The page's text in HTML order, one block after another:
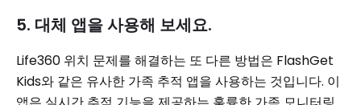
5. 대체 앱을 사용해 보세요.
Life360 위치 문제를 해결하는 또 다른 방법은 FlashGet
Kids와 같은 유사한 가족 추적 앱을 사용하는 것입니다. 이